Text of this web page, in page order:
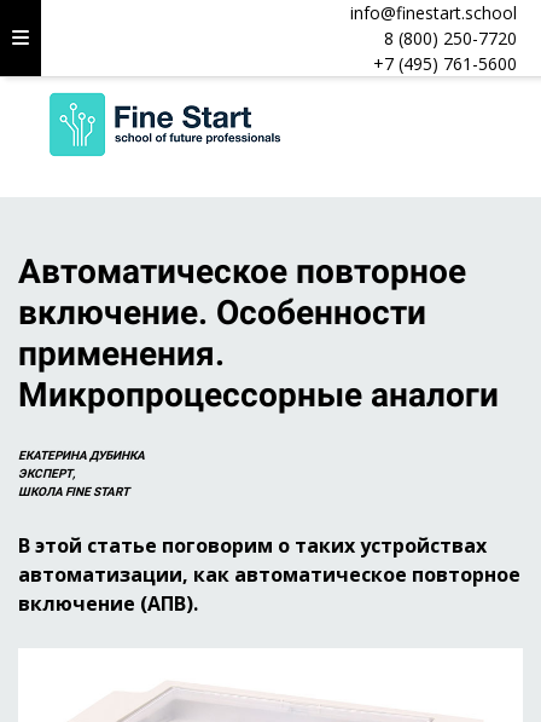
info@finestart.school
8 (800) 250-7720
+7 (495) 761-5600
Автоматическое повторное
включение. Особенности
применения.
Микропроцессорные аналоги
ЕКАТЕРИНА ДУБИНКА
ЭКСПЕРТ,
ШКОЛА FINE START
В этой статье поговорим о таких устройствах
автоматизации, как автоматическое повторное
включение (АПВ).